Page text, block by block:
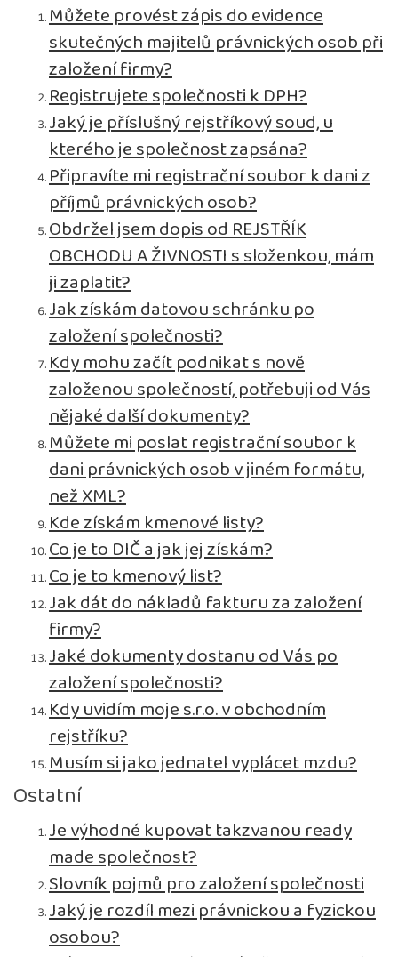
Můžete provést zápis do evidence
skutečných majitelů právnických osob při
založení firmy?
Registrujete společnosti k DPH?
Jaký je příslušný rejstříkový soud, u
kterého je společnost zapsána?
Připravíte mi registrační soubor k dani z
příjmů právnických osob?
Obdržel jsem dopis od REJSTŘÍK
OBCHODU A ŽIVNOSTI s složenkou, mám
ji zaplatit?
Jak získám datovou schránku po
založení společnosti?
Kdy mohu začít podnikat s nově
založenou společností, potřebuji od Vás
nějaké další dokumenty?
Můžete mi poslat registrační soubor k
dani právnických osob v jiném formátu,
než XML?
Kde získám kmenové listy?
Co je to DIČ a jak jej získám?
Co je to kmenový list?
Jak dát do nákladů fakturu za založení
firmy?
Jaké dokumenty dostanu od Vás po
založení společnosti?
Kdy uvidím moje s.r.o. v obchodním
rejstříku?
Musím si jako jednatel vyplácet mzdu?
Ostatní
Je výhodné kupovat takzvanou ready
made společnost?
Slovník pojmů pro založení společnosti
Jaký je rozdíl mezi právnickou a fyzickou
osobou?